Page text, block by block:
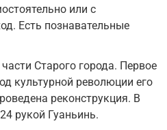
или с
Есть познавательные
Старого города. Первое
культурной революции его
реконструкция. В
рукой Гуаньинь.